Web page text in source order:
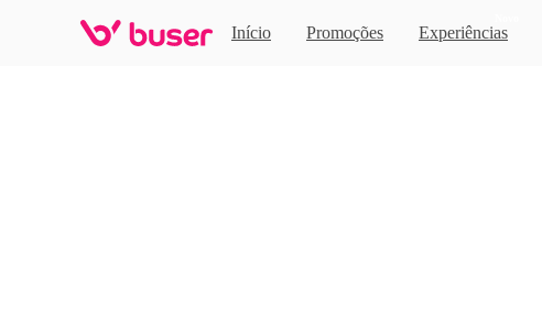
Início Promoções Experiências
Home